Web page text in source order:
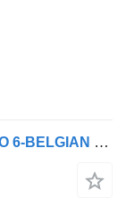
Mercedes-Benz Sprinter 519 **V6-EURO 6-BELGIAN ORIGINE**